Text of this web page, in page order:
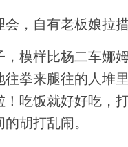
，自有老板娘拉措
模样比杨二车娜
拳来腿往的人堆
吃饭就好好吃，
胡打乱闹。